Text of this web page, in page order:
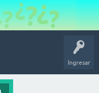
Ingresar